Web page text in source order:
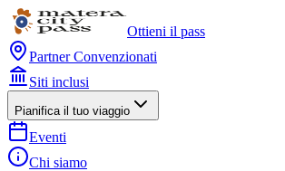
Ottieni il pass
Partner Convenzionati
Siti inclusi
Pianifica il tuo viaggio
Eventi
Chi siamo